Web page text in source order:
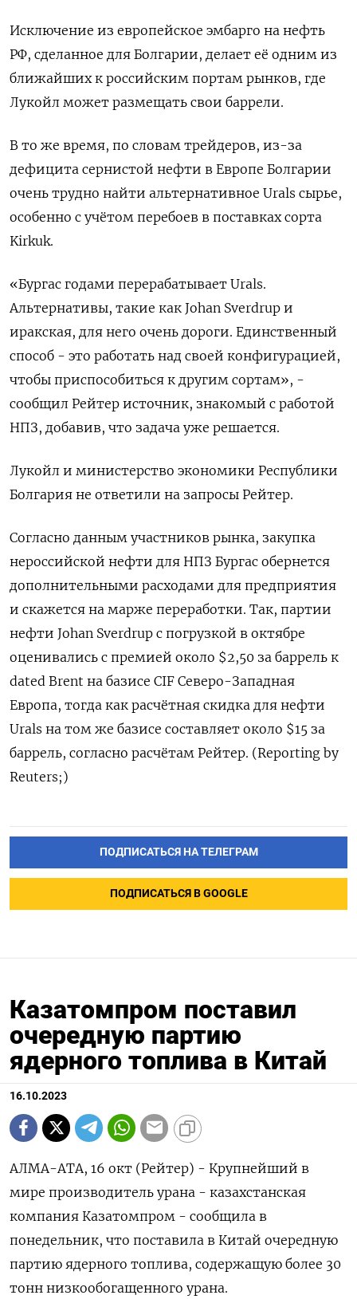
Исключение из европейское эмбарго на нефть
РФ, сделанное для Болгарии, делает её одним из
ближайших к российским портам рынков, где
Лукойл может размещать свои баррели.
В то же время, по словам трейдеров, из-за
дефицита сернистой нефти в Европе Болгарии
очень трудно найти альтернативное Urals сырье,
особенно с учётом перебоев в поставках сорта
Kirkuk.
«Бургас годами перерабатывает Urals.
Альтернативы, такие как Johan Sverdrup и
иракская, для него очень дороги. Единственный
способ - это работать над своей конфигурацией,
чтобы приспособиться к другим сортам», -
сообщил Рейтер источник, знакомый с работой
НПЗ, добавив, что задача уже решается.
Лукойл и министерство экономики Республики
Болгария не ответили на запросы Рейтер.
Согласно данным участников рынка, закупка
нероссийской нефти для НПЗ Бургас обернется
дополнительными расходами для предприятия
и скажется на марже переработки. Так, партии
нефти Johan Sverdrup с погрузкой в октябре
оценивались с премией около $2,50 за баррель к
dated Brent на базисе CIF Северо-Западная
Европа, тогда как расчётная скидка для нефти
Urals на том же базисе составляет около $15 за
баррель, согласно расчётам Рейтер. (Reporting by
Reuters;)
ПОДПИСАТЬСЯ НА ТЕЛЕГРАМ
ПОДПИСАТЬСЯ В GOOGLE
Казатомпром поставил
очередную партию
ядерного топлива в Китай
16.10.2023
АЛМА-АТА, 16 окт (Рейтер) - Крупнейший в
мире производитель урана - казахстанская
компания Казатомпром - сообщила в
понедельник, что поставила в Китай очередную
партию ядерного топлива, содержащую более 30
тонн низкообогащенного урана.